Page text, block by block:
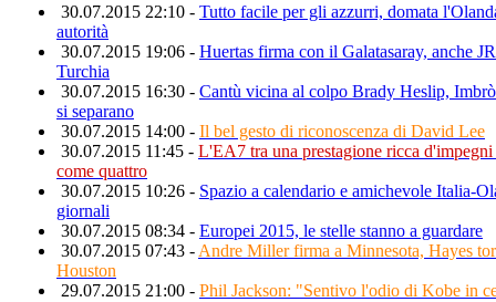
30.07.2015 22:10 - Tutto facile per gli azzurri, domata
autorità
30.07.2015 19:06 - Huertas firma con il Galatasaray, anche
Turchia
30.07.2015 16:30 - Cantù vicina al colpo Brady Heslip,
si separano
30.07.2015 14:00 - Il bel gesto di riconoscenza di David Lee
30.07.2015 11:45 - L'EA7 tra una prestagione ricca
come quattro
30.07.2015 10:26 - Spazio a calendario e amichevole Italia-
giornali
30.07.2015 08:34 - Europei 2015, le stelle stanno a guardare
30.07.2015 07:43 - Andre Miller firma a Minnesota, Hayes
Houston
29.07.2015 21:00 - Phil Jackson: "Sentivo l'odio di Kobe in